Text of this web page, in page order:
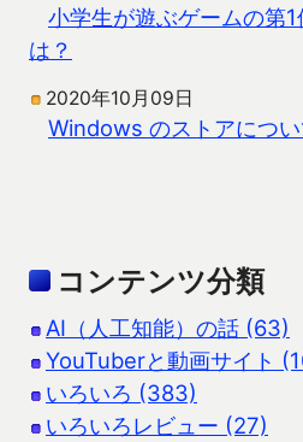
小学生が遊ぶゲームの第
は？
2020年10月09日
Windows のストアについ
コンテンツ分類
AI（人工知能）の話 (63)
YouTuberと動画サイト
いろいろ (383)
いろいろレビュー (27)